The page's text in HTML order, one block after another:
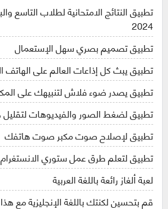
تطبيق النتائج الامتحانية لطلاب التاسع
2024
تطبيق تصميم بصري سهل الإستعمال
تطبيق يبث كل إذاعات العالم على
تطبيق يصدر ضوء فلاش لتنبيهك على
تطبيق لضغط الصور والفيديوهات
تطبيق لإصلاح صوت مكبر صوت هاتفك
تطبيق لتعلم طرق عمل ستوري الانستغرام
لعبة ألغاز رائعة باللغة العربية
قم بتحسين لكنتك باللغة الإنجليزية مع